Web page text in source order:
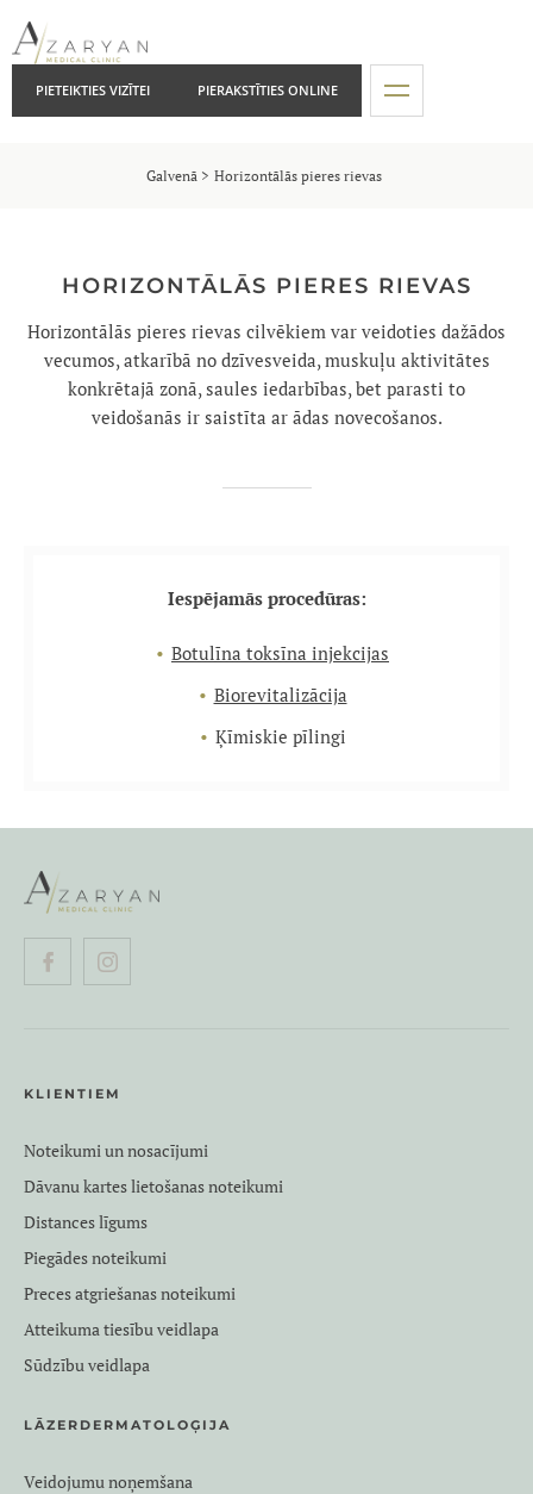
PIETEIKTIES VIZĪTEI PIERAKSTĪTIES ONLINE
Galvenā Horizontālās pieres rievas
HORIZONTĀLĀS PIERES RIEVAS
Horizontālās pieres rievas cilvēkiem var veidoties dažādos
vecumos, atkarībā no dzīvesveida, muskuļu aktivitātes
konkrētajā zonā, saules iedarbības, bet parasti to
veidošanās ir saistīta ar ādas novecošanos.
Iespējamās procedūras:
Botulīna toksīna injekcijas
Biorevitalizācija
Ķīmiskie pīlingi
KLIENTIEM
Noteikumi un nosacījumi
Dāvanu kartes lietošanas noteikumi
Distances līgums
Piegādes noteikumi
Preces atgriešanas noteikumi
Atteikuma tiesību veidlapa
Sūdzību veidlapa
LĀZERDERMATOLOĢIJA
Veidojumu noņemšana